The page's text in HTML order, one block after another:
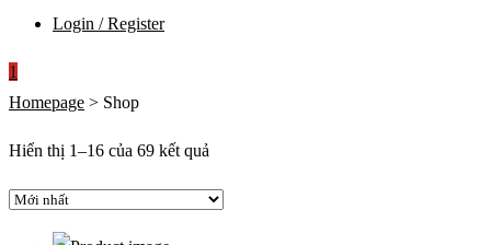
Login / Register
1
Homepage > Shop
Hiển thị 1–16 của 69 kết quả
xếp